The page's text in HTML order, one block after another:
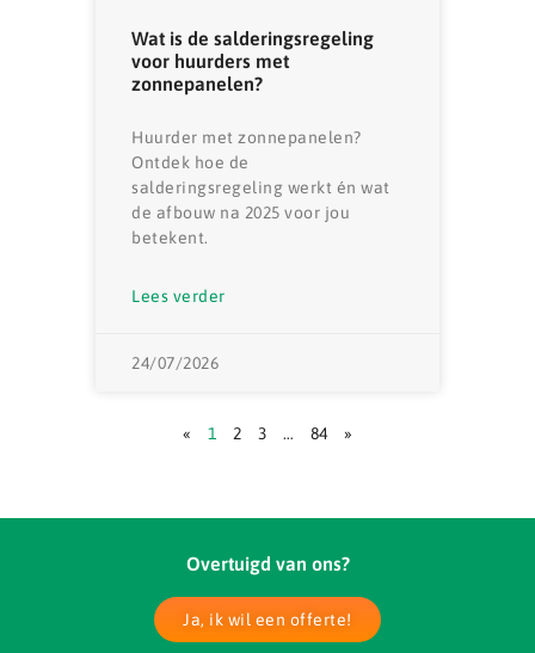
Wat is de salderingsregeling
voor huurders met
zonnepanelen?
Huurder met zonnepanelen?
Ontdek hoe de
salderingsregeling werkt én wat
de afbouw na 2025 voor jou
betekent.
Lees verder
24/07/2026
« 1 2 3 … 84 »
Overtuigd van ons?
Ja, ik wil een offerte!